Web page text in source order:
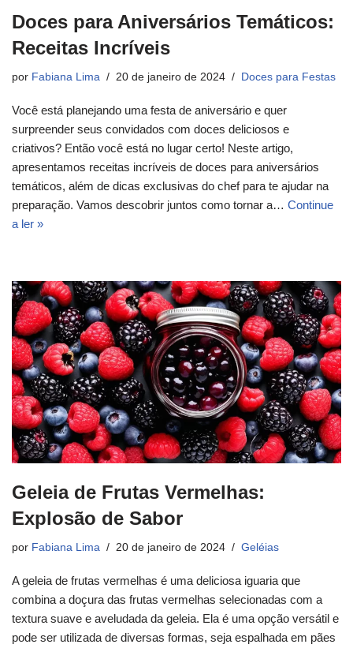
Doces para Aniversários Temáticos:
Receitas Incríveis
por Fabiana Lima 20 de janeiro de 2024 Doces para Festas
Você está planejando uma festa de aniversário e quer
surpreender seus convidados com doces deliciosos e
criativos? Então você está no lugar certo! Neste artigo,
apresentamos receitas incríveis de doces para aniversários
temáticos, além de dicas exclusivas do chef para te ajudar na
preparação. Vamos descobrir juntos como tornar a… Continue
a ler »
Geleia de Frutas Vermelhas:
Explosão de Sabor
por Fabiana Lima 20 de janeiro de 2024 Geléias
A geleia de frutas vermelhas é uma deliciosa iguaria que
combina a doçura das frutas vermelhas selecionadas com a
textura suave e aveludada da geleia. Ela é uma opção versátil e
pode ser utilizada de diversas formas, seja espalhada em pães